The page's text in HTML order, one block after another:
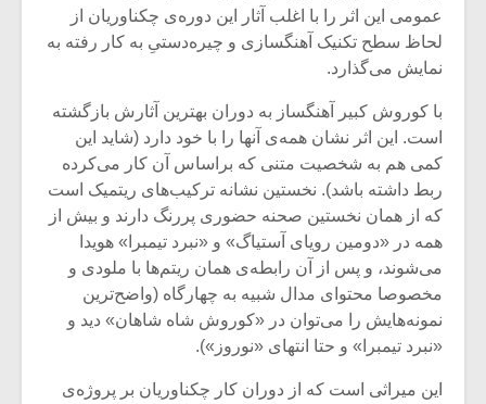
عمومی این اثر را با اغلب آثار این دوره‌ی چکناوریان از
لحاظ سطح تکنیک آهنگسازی و چیره‌دستیِ به کار رفته به
نمایش می‌گذارد.
با کوروش کبیر آهنگساز به دوران بهترین آثارش بازگشته
است. این اثر نشان همه‌ی آنها را با خود دارد (شاید این
کمی هم به شخصیت متنی که براساس آن کار می‌کرده
ربط داشته باشد). نخستین نشانه ترکیب‌های ریتمیک است
که از همان نخستین صحنه حضوری پررنگ دارند و بیش از
همه در «دومین رویای آستیاگ» و «نبرد تیمبرا» هویدا
می‌شوند، و پس از آن رابطه‌ی همان ریتم‌ها با ملودی و
مخصوصا محتوای مدال شبیه به چهارگاه (واضح‌ترین
نمونه‌هایش را می‌توان در «کوروش شاه شاهان» دید و
«نبرد تیمبرا» و حتا انتهای «نوروز»).
این میراثی است که از دوران کار چکناوریان بر پروژه‌ی
متن فیلم «متری
شیش و نیم»
اگر نمی توانی
مشهورترین باشی،
بدنام ترین باش
موسیقی
سکانسی
موسیقی